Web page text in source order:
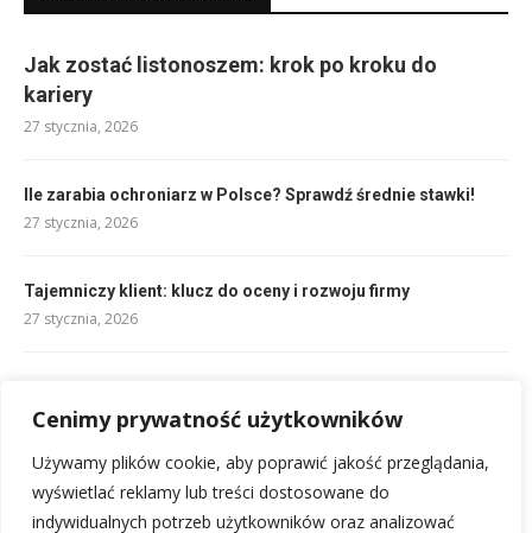
Cenimy prywatność użytkowników
Używamy plików cookie, aby poprawić jakość przeglądania,
wyświetlać reklamy lub treści dostosowane do
indywidualnych potrzeb użytkowników oraz analizować
Jak zostać listonoszem: krok po kroku do
kariery
27 stycznia, 2026
Ile zarabia ochroniarz w Polsce? Sprawdź średnie stawki!
27 stycznia, 2026
Tajemniczy klient: klucz do oceny i rozwoju firmy
27 stycznia, 2026
31 stycznia, 2026
Ile zarabia operator CNC za granicą? Sprawdź realne zarobki
27 stycznia, 2026